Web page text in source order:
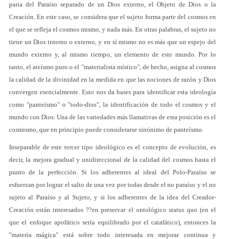
paria del Paraíso separado de un Dios externo, el Objeto de Dios o la
Creación. En este caso, se considera que el sujeto forma parte del cosmos en
el que se refleja el cosmos mismo, y nada más. En otras palabras, el sujeto no
tiene un Dios interno o externo, y en sí mismo no es más que un espejo del
mundo externo y, al mismo tiempo, un elemento de este mundo. Por lo
tanto, el ateísmo puro o el "materialista místico", de hecho, asigna al cosmos
la calidad de la divinidad en la medida en que las nociones de razón y Dios
convergen esencialmente. Esto nos da bases para identificar esta ideología
como "panteísmo" o "todo-dios", la identificación de todo el cosmos y el
mundo con Dios. Una de las variedades más llamativas de esta posición es el
cosmismo, que en principio puede considerarse sinónimo de panteísmo.
Inseparable de este tercer tipo ideológico es el concepto de evolución, es
decir, la mejora gradual y unidireccional de la calidad del cosmos hasta el
punto de la perfección. Si los adherentes al ideal del Polo-Paraíso se
esfuerzan por lograr el salto de una vez por todas desde el no paraíso y el no
sujeto al Paraíso y al Sujeto, y si los adherentes de la idea del Creador-
Creación están interesados ??en preservar el ontológico status quo (en el
que el enfoque apofático sería equilibrado por el catafático), entonces la
"materia mágica" está sobre todo interesada en mejorar continua y